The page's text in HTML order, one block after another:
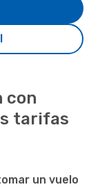
con
tarifas
un vuelo